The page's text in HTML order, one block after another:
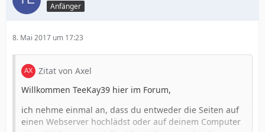
Anfänger
8. Mai 2017 um 17:23
Zitat von Axel
Willkommen TeeKay39 hier im Forum,
ich nehme einmal an, dass du entweder die Seiten auf
einen Webserver hochlädst oder auf deinem Computer